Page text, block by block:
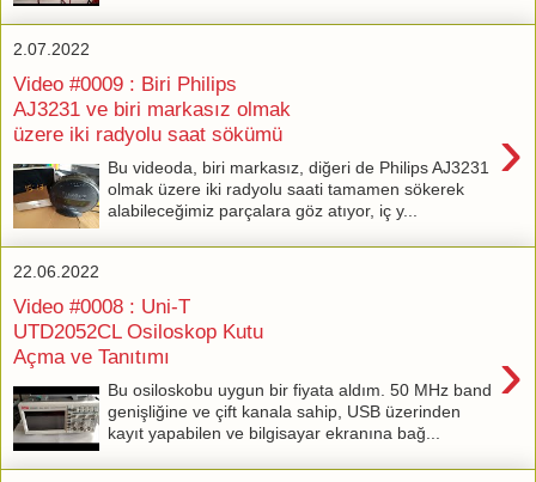
2.07.2022
Video #0009 : Biri Philips
AJ3231 ve biri markasız olmak
üzere iki radyolu saat sökümü
›
Bu videoda, biri markasız, diğeri de Philips AJ3231
olmak üzere iki radyolu saati tamamen sökerek
alabileceğimiz parçalara göz atıyor, iç y...
22.06.2022
Video #0008 : Uni-T
UTD2052CL Osiloskop Kutu
Açma ve Tanıtımı
›
Bu osiloskobu uygun bir fiyata aldım. 50 MHz band
genişliğine ve çift kanala sahip, USB üzerinden
kayıt yapabilen ve bilgisayar ekranına bağ...